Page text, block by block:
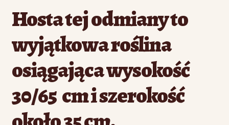
Hosta tej odmiany to
wyjątkowa roślina
osiągająca wysokość
30/65 cm i szerokość